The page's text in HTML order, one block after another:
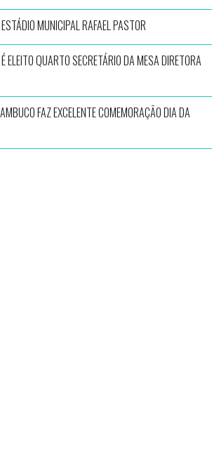
MUNICIPAL RAFAEL PASTOR
ELEITO QUARTO SECRETÁRIO DA MESA DIRETORA
FAZ EXCELENTE COMEMORAÇÃO DIA DA